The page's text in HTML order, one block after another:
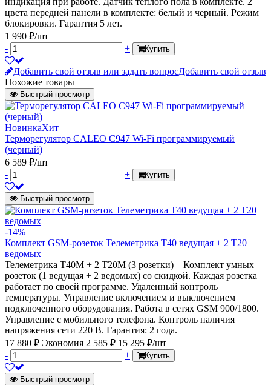
цвета передней панели в комплекте: белый и черный. Режим
блокировки. Гарантия 5 лет.
1 990 ₽/шт
-
+ Купить
Добавить свой отзыв или задать вопросДобавить свой отзыв
Похожие товары
Быстрый просмотр
НовинкаХит
Терморегулятор CALEO C947 Wi-Fi программируемый
(черный)
6 589 ₽/шт
-
+ Купить
Быстрый просмотр
-14%
Комплект GSM-розеток Телеметрика Т40 ведущая + 2 Т20
ведомых
Телеметрика Т40M + 2 Т20M (3 розетки) – Комплект умных
розеток (1 ведущая + 2 ведомых) со скидкой. Каждая розетка
работает по своей программе. Удаленный контроль
температуры. Управление включением и выключением
подключенного оборудования. Работа в сетях GSM 900/1800.
Управление с мобильного телефона. Контроль наличия
напряжения сети 220 В. Гарантия: 2 года.
17 880 ₽ Экономия 2 585 ₽ 15 295 ₽/шт
-
+ Купить
Быстрый просмотр